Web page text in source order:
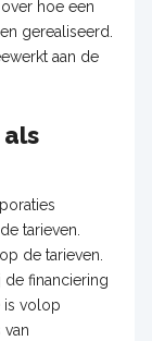
hoe een
gerealiseerd.
aan de
tarieven.
de tarieven.
de financiering
is volop
van